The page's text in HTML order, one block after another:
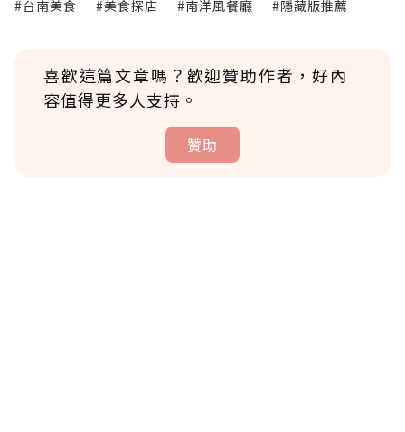
#台南美食 #美食探店 #南洋風餐廳 #隱藏版推薦
喜歡這篇文章嗎？歡迎贊助作者，好內
容值得更多人支持。
贊助